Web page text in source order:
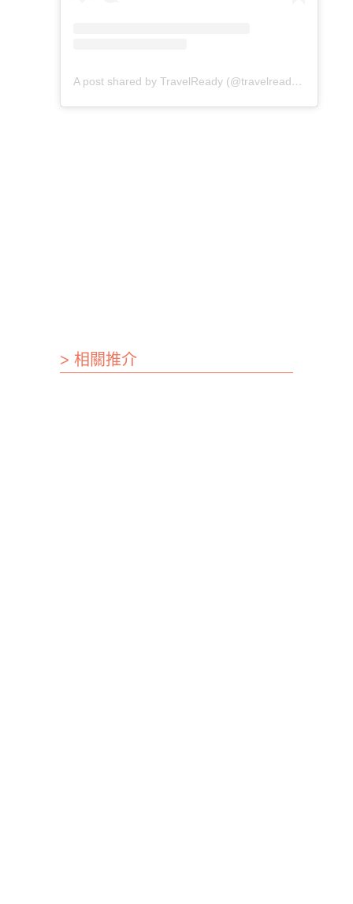
A post shared by TravelReady (@travelreadyhongkong)
> 相關推介